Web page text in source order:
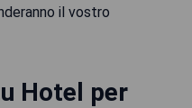
il vostro
Hotel per